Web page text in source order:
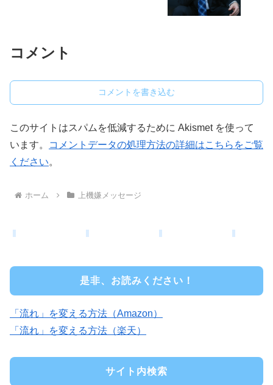
コメント
コメントを書き込む
このサイトはスパムを低減するために Akismet を使って
います。
コメントデータの処理方法の詳細はこちらをご覧
ください。
ホーム 上機嫌メッセージ
是非、お読みください！
「流れ」を変える方法（Amazon）
「流れ」を変える方法（楽天）
サイト内検索